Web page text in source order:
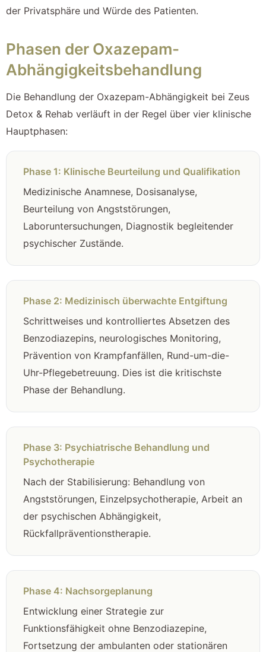
der Privatsphäre und Würde des Patienten.
Phasen der Oxazepam-
Abhängigkeitsbehandlung
Die Behandlung der Oxazepam-Abhängigkeit bei Zeus
Detox & Rehab verläuft in der Regel über vier klinische
Hauptphasen:
Phase 1: Klinische Beurteilung und Qualifikation
Medizinische Anamnese, Dosisanalyse,
Beurteilung von Angststörungen,
Laboruntersuchungen, Diagnostik begleitender
psychischer Zustände.
Phase 2: Medizinisch überwachte Entgiftung
Schrittweises und kontrolliertes Absetzen des
Benzodiazepins, neurologisches Monitoring,
Prävention von Krampfanfällen, Rund-um-die-
Uhr-Pflegebetreuung. Dies ist die kritischste
Phase der Behandlung.
Phase 3: Psychiatrische Behandlung und
Psychotherapie
Nach der Stabilisierung: Behandlung von
Angststörungen, Einzelpsychotherapie, Arbeit an
der psychischen Abhängigkeit,
Rückfallpräventionstherapie.
Phase 4: Nachsorgeplanung
Entwicklung einer Strategie zur
Funktionsfähigkeit ohne Benzodiazepine,
Fortsetzung der ambulanten oder stationären